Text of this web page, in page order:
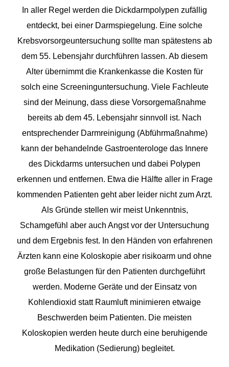
In aller Regel werden die Dickdarmpolypen zufällig
entdeckt, bei einer Darmspiegelung. Eine solche
Krebsvorsorgeuntersuchung sollte man spätestens ab
dem 55. Lebensjahr durchführen lassen. Ab diesem
Alter übernimmt die Krankenkasse die Kosten für
solch eine Screeninguntersuchung. Viele Fachleute
sind der Meinung, dass diese Vorsorgemaßnahme
bereits ab dem 45. Lebensjahr sinnvoll ist. Nach
entsprechender Darmreinigung (Abführmaßnahme)
kann der behandelnde Gastroenterologe das Innere
des Dickdarms untersuchen und dabei Polypen
erkennen und entfernen. Etwa die Hälfte aller in Frage
kommenden Patienten geht aber leider nicht zum Arzt.
Als Gründe stellen wir meist Unkenntnis,
Schamgefühl aber auch Angst vor der Untersuchung
und dem Ergebnis fest. In den Händen von erfahrenen
Ärzten kann eine Koloskopie aber risikoarm und ohne
große Belastungen für den Patienten durchgeführt
werden. Moderne Geräte und der Einsatz von
Kohlendioxid statt Raumluft minimieren etwaige
Beschwerden beim Patienten. Die meisten
Koloskopien werden heute durch eine beruhigende
Medikation (Sedierung) begleitet.